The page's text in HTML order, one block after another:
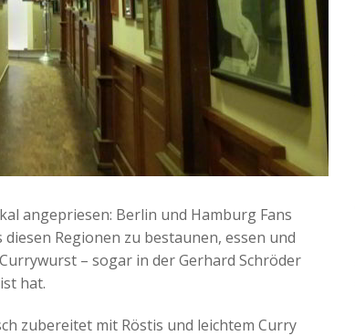
angepriesen: Berlin und Hamburg Fans
Regionen zu bestaunen, essen und
– sogar in der Gerhard Schröder
hat.
zubereitet mit Röstis und leichtem Curry